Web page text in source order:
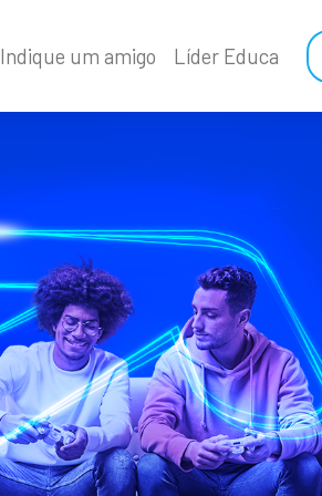
Indique um amigo Líder Educa